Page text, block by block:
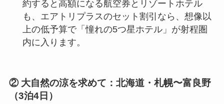
約すると高額になる航空券とリゾートホテル
も、エアトリプラスのセット割引なら、想像以
上の低予算で「憧れの5つ星ホテル」が射程圏
内に入ります。
② 大自然の涼を求めて：北海道・札幌〜富良野
（3泊4日）